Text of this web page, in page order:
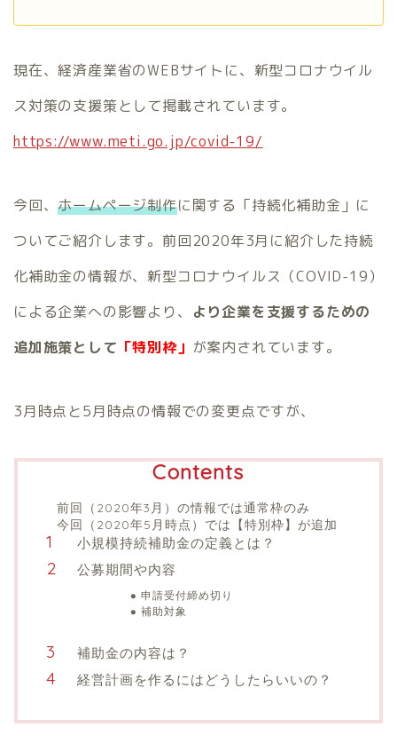
現在、経済産業省のWEBサイトに、新型コロナウイル
ス対策の支援策として掲載されています。
https://www.meti.go.jp/covid-19/
今回、ホームページ制作に関する「持続化補助金」に
ついてご紹介します。前回2020年3月に紹介した持続
化補助金の情報が、新型コロナウイルス（COVID-19）
による企業への影響より、
より企業を支援するための
追加施策として 「特別枠」 が案内されています。
3月時点と5月時点の情報での変更点ですが、
Contents
前回（2020年3月）の情報では通常枠のみ
今回（2020年5月時点）では【特別枠】が追加
小規模持続補助金の定義とは？
公募期間や内容
申請受付締め切り
補助対象
補助金の内容は？
経営計画を作るにはどうしたらいいの？